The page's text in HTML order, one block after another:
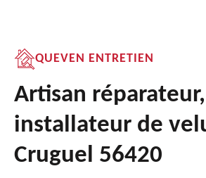
QUEVEN ENTRETIEN
Artisan réparateur,
installateur de
Cruguel 56420